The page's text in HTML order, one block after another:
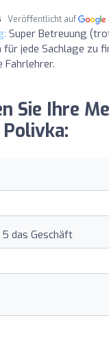
Veröffentlicht auf
Super Betreuung
jede Sachlage zu
Fahrlehrer.
Sie Ihre
das Geschäft